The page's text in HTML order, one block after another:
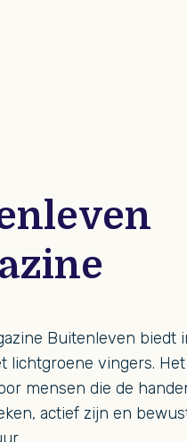
Buitenleven biedt
lichtgroene vingers.
mensen die de
actief zijn en